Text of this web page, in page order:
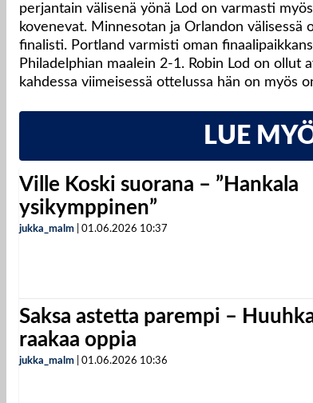
perjantain välisenä yönä Lod on varmasti
kovenevat. Minnesotan ja Orlandon välisessä
finalisti. Portland varmisti oman
Philadelphian maalein 2-1. Robin Lod on ollut
kahdessa viimeisessä ottelussa hän on myös
LUE
Ville Koski suorana – ”Hankala
ysikymppinen”
jukka_malm 01.06.2026 10:37
Saksa astetta parempi –
raakaa oppia
jukka_malm 01.06.2026 10:36